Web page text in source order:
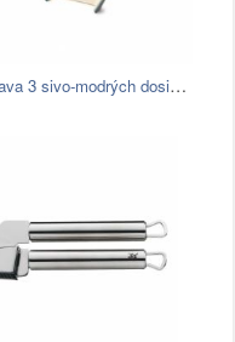
Súprava 3 sivo-modrých dosiek Joseph…